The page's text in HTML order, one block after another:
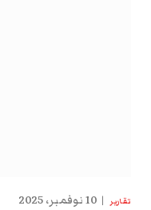
تقارير 10 نوفمبر، 2025